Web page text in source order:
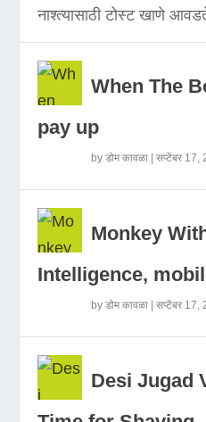
नाश्त्यासाठी टोस्ट खाणे
When The
pay up
byडोम कावळा |सप्टेंबर 17,
Monkey
Intelligence,
byडोम कावळा |सप्टेंबर 17,
Desi Jugad